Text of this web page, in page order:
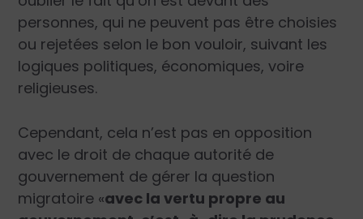
personnes, qui ne peuvent pas être choisies
ou rejetées selon le bon vouloir, suivant les
logiques politiques, économiques, voire
religieuses.
Cependant, cela n’est pas en opposition
avec le droit de chaque autorité de
gouvernement de gérer la question
migratoire «avec la vertu propre au